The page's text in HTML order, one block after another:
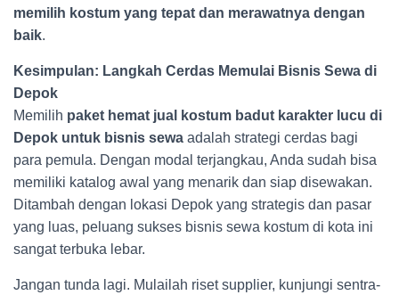
memilih kostum yang tepat dan merawatnya dengan
baik.
Kesimpulan: Langkah Cerdas Memulai Bisnis Sewa di
Depok
Memilih paket hemat jual kostum badut karakter lucu di
Depok untuk bisnis sewa adalah strategi cerdas bagi
para pemula. Dengan modal terjangkau, Anda sudah bisa
memiliki katalog awal yang menarik dan siap disewakan.
Ditambah dengan lokasi Depok yang strategis dan pasar
yang luas, peluang sukses bisnis sewa kostum di kota ini
sangat terbuka lebar.
Jangan tunda lagi. Mulailah riset supplier, kunjungi sentra-